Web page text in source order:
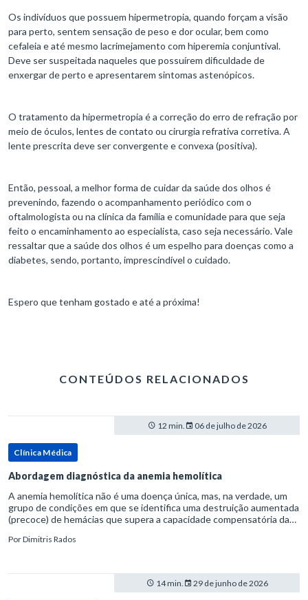
Os indivíduos que possuem hipermetropia, quando forçam a visão
para perto, sentem sensação de peso e dor ocular, bem como
cefaleia e até mesmo lacrimejamento com hiperemia conjuntival.
Deve ser suspeitada naqueles que possuírem dificuldade de
enxergar de perto e apresentarem sintomas astenópicos.
O tratamento da hipermetropia é a correção do erro de refração por
meio de óculos, lentes de contato ou cirurgia refrativa corretiva. A
lente prescrita deve ser convergente e convexa (positiva).
Então, pessoal, a melhor forma de cuidar da saúde dos olhos é
prevenindo, fazendo o acompanhamento periódico com o
oftalmologista ou na clínica da família e comunidade para que seja
feito o encaminhamento ao especialista, caso seja necessário. Vale
ressaltar que a saúde dos olhos é um espelho para doenças como a
diabetes, sendo, portanto, imprescindível o cuidado.
Espero que tenham gostado e até a próxima!
CONTEÚDOS RELACIONADOS
12 min. 06 de julho de 2026
Clínica Médica
Abordagem diagnóstica da anemia hemolítica
A anemia hemolítica não é uma doença única, mas, na verdade, um
grupo de condições em que se identifica uma destruição aumentada
(precoce) de hemácias que supera a capacidade compensatória da
PorDimitris Rados
14 min. 29 de junho de 2026